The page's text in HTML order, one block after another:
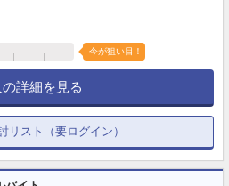
今が狙い目！
詳細を見る
リスト（要ログイン）